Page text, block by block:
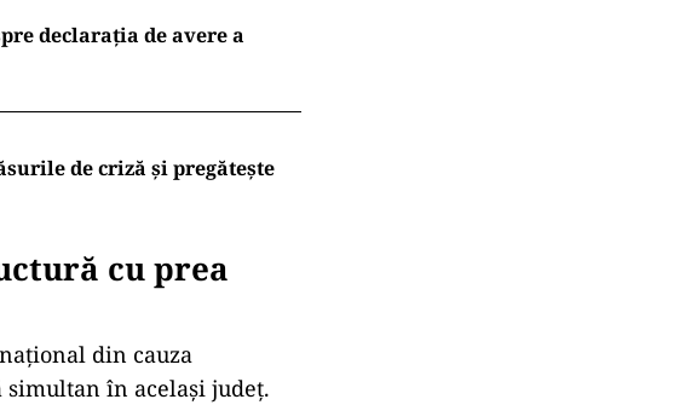
declarația de avere a
de criză și pregătește
cu prea
din cauza
în același județ.